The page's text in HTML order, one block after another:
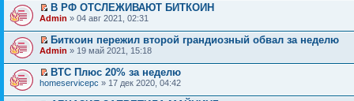
В РФ ОТСЛЕЖИВАЮТ БИТКОИН
Admin » 04 авг 2021, 02:31
Биткоин пережил второй грандиозный обвал за неделю
Admin » 19 май 2021, 15:18
BTC Плюс 20% за неделю
homeservicepc » 17 дек 2020, 04:42